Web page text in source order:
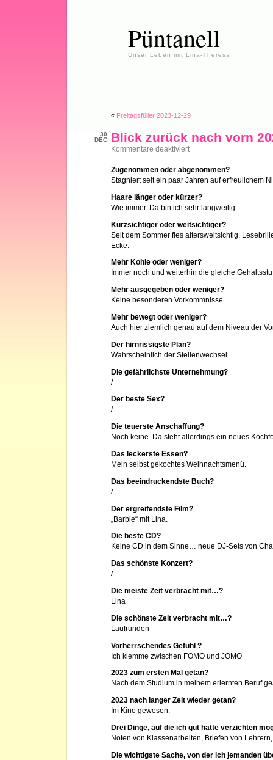
Püntanell
Unser Leben mit Lina-Theresa
« Freitagsfüller 2023-12-29
30
DEC
Blick zurück nach vorn
Kommentare deaktiviertfür
nach
vorn
Zugenommen oder abgenommen?
Stagniert seit ein paar Jahren auf erfreulichem
Haare länger oder kürzer?
Wie immer. Da bin ich sehr langweilig.
Kurzsichtiger oder weitsichtiger?
Seit dem Sommer fies altersweitsichtig.
Ecke.
Mehr Kohle oder weniger?
Immer noch und weiterhin die gleiche
Mehr ausgegeben oder weniger?
Keine besonderen Vorkommnisse.
Mehr bewegt oder weniger?
Auch hier ziemlich genau auf dem Niveau der
Der hirnrissigste Plan?
Wahrscheinlich der Stellenwechsel.
Die gefährlichste Unternehmung?
/
Der beste Sex?
/
Die teuerste Anschaffung?
Noch keine. Da steht allerdings ein neues
Das leckerste Essen?
Mein selbst gekochtes Weihnachtsmenü.
Das beeindruckendste Buch?
/
Der ergreifendste Film?
„Barbie“ mit Lina.
Die beste CD?
Keine CD in dem Sinne… neue DJ-Sets von
Das schönste Konzert?
/
Die meiste Zeit verbracht mit…?
Lina
Die schönste Zeit verbracht mit…?
Laufrunden
Vorherrschendes Gefühl ?
Ich klemme zwischen FOMO und JOMO
2023 zum ersten Mal getan?
Nach dem Studium in meinem erlernten Beruf
2023 nach langer Zeit wieder getan?
Im Kino gewesen.
Drei Dinge, auf die ich gut hätte verzichten
Noten von Klassenarbeiten, Briefen von
Die wichtigste Sache, von der ich jemanden